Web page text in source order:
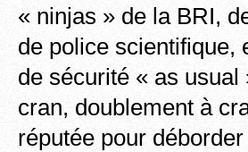
« ninjas » de la BRI,
de police scientifique,
de sécurité « as
cran, doublement à
réputée pour